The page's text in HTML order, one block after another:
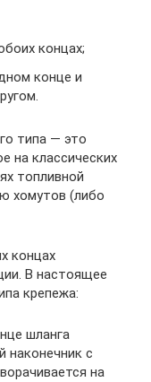
концах;
конце и
типа — это
на классических
топливной
хомутов (либо
концах
В настоящее
крепежа:
шланга
наконечник с
на